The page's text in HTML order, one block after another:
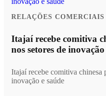
RELAÇÕES COMERCIAIS
Itajaí recebe comitiva
nos setores de
Itajaí recebe comitiva chinesa
inovação e saúde